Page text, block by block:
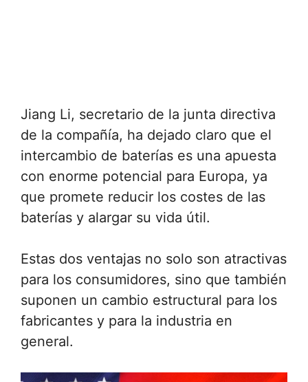
Jiang Li, secretario de la junta directiva
de la compañía, ha dejado claro que el
intercambio de baterías es una apuesta
con enorme potencial para Europa, ya
que promete reducir los costes de las
baterías y alargar su vida útil.
Estas dos ventajas no solo son atractivas
para los consumidores, sino que también
suponen un cambio estructural para los
fabricantes y para la industria en
general.